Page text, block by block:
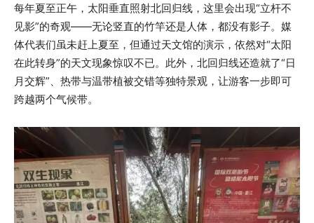
每年夏至正午，太阳垂直照射北回归线，这里会出现“立杆不
见影”的奇观——无论竖直的竹竿还是人体，都没有影子。媒
体代表们虽未赶上夏至，但通过天文馆的演示，依然对“太阳
在此转身”的天文现象惊叹不已。此外，北回归线还造就了“日
月交辉”、热带与温带植被交错等独特景观，让游客一步即可
跨越两个气候带。